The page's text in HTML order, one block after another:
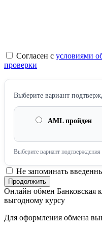
Согласен с условиями
проверки
Выберите вариант
AML пройден
Выберите вариант
Не запоминать
Онлайн обмен Банковская
выгодному курсу
Для оформления обмена